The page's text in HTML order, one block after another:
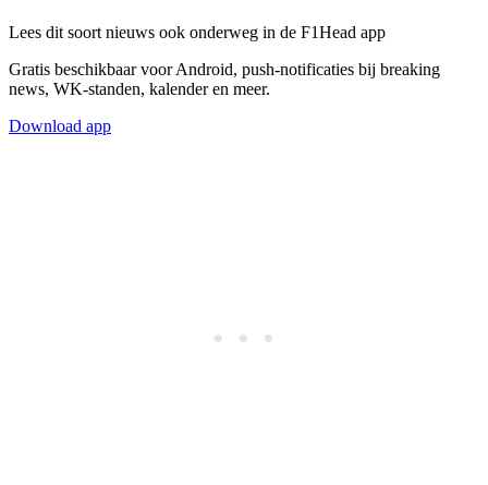
Lees dit soort nieuws ook onderweg in de F1Head app
Gratis beschikbaar voor Android, push-notificaties bij breaking
news, WK-standen, kalender en meer.
Download app